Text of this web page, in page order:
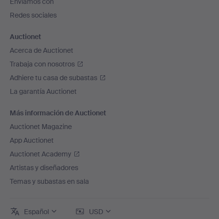
página
Redes sociales
Auctionet
Acerca de Auctionet
Trabaja con nosotros
Adhiere tu casa de subastas
La garantía Auctionet
Más información de Auctionet
Auctionet Magazine
App Auctionet
Auctionet Academy
Artistas y diseñadores
Temas y subastas en sala
Español USD